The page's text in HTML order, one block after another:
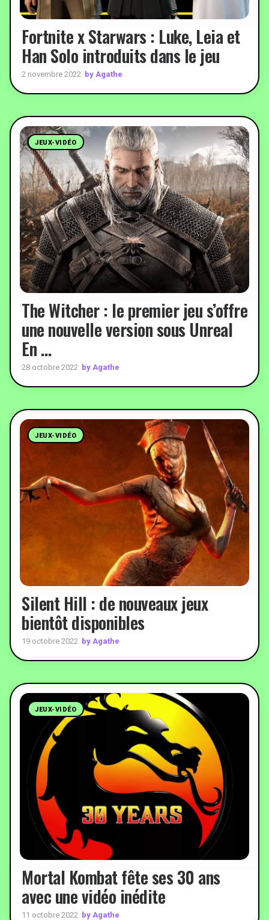
Fortnite x Starwars : Luke, Leia et
Han Solo introduits dans le jeu
2 novembre 2022 by Agathe
JEUX-VIDÉO
The Witcher : le premier jeu s’offre
une nouvelle version sous Unreal
En …
28 octobre 2022 by Agathe
JEUX-VIDÉO
Silent Hill : de nouveaux jeux
bientôt disponibles
19 octobre 2022 by Agathe
JEUX-VIDÉO
Mortal Kombat fête ses 30 ans
avec une vidéo inédite
11 octobre 2022 by Agathe